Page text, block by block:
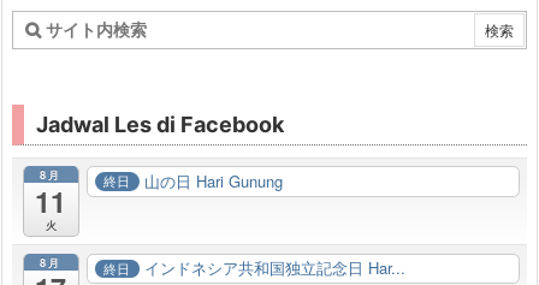
Jadwal Les di Facebook
8月
11
火
終日 山の日 Hari Gunung
8月 終日 インドネシア共和国独立記念日 Har...